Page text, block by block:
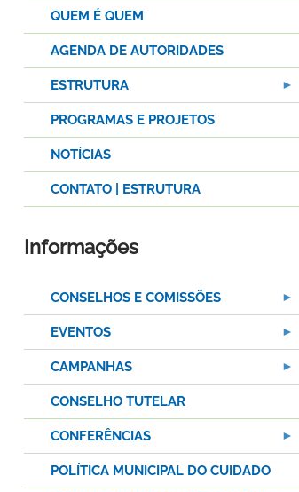
QUEM É QUEM
AGENDA DE AUTORIDADES
ESTRUTURA
PROGRAMAS E PROJETOS
NOTÍCIAS
CONTATO | ESTRUTURA
Informações
CONSELHOS E COMISSÕES
EVENTOS
CAMPANHAS
CONSELHO TUTELAR
CONFERÊNCIAS
POLÍTICA MUNICIPAL DO CUIDADO